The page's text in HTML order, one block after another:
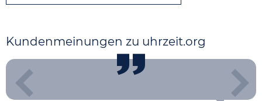
Kundenmeinungen zu uhrzeit.org